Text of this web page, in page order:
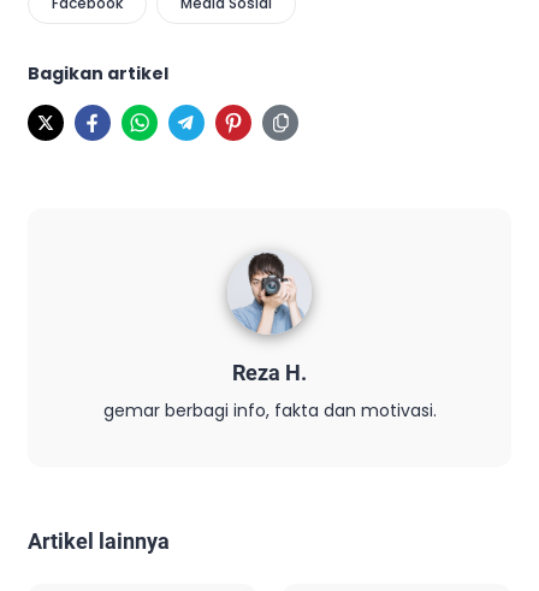
Bagikan artikel
Reza H.
gemar berbagi info, fakta dan motivasi.
Artikel lainnya